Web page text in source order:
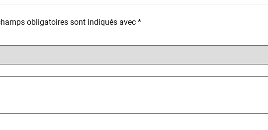
obligatoires sont indiqués avec *